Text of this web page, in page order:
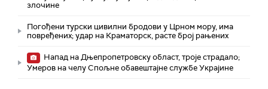
злочине
Погођени турски цивилни бродови у Црном мору, има
повређених; удар на Краматорск, расте број рањених
Напад на Дњепропетровску област, троје страдалo;
Умеров на челу Спољне обавештајне службе Украјине